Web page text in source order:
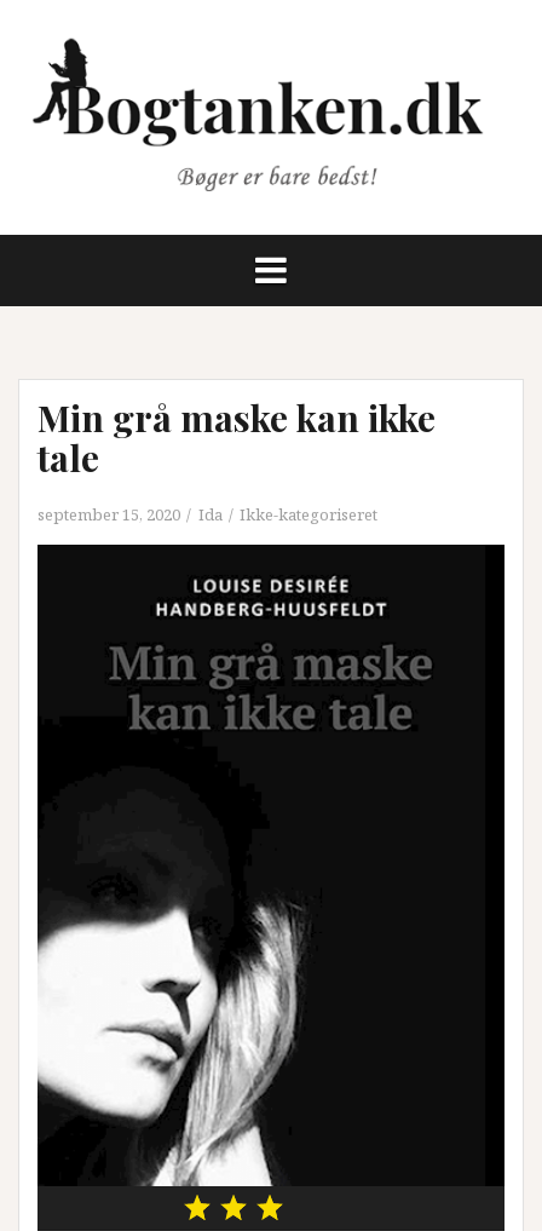
indhold
Min grå maske kan ikke
tale
september 15, 2020 Ida Ikke-kategoriseret